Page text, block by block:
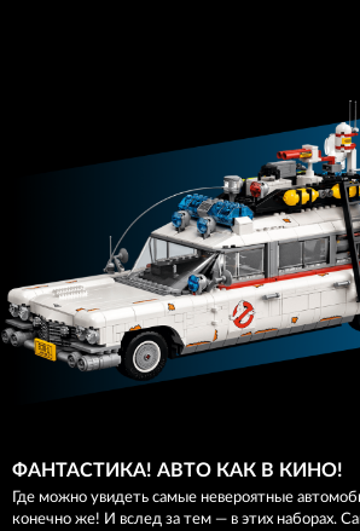
ФАНТАСТИКА! АВТО КАК В КИНО!
Где можно увидеть самые невероятные
конечно же! И вслед за тем — в этих наборах.